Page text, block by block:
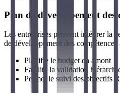
Plan de développement des
Les entreprises peuvent intégrer la
de développement des
Planifie le budget en amont
Facilite la validation
Permet le suivi des objectifs